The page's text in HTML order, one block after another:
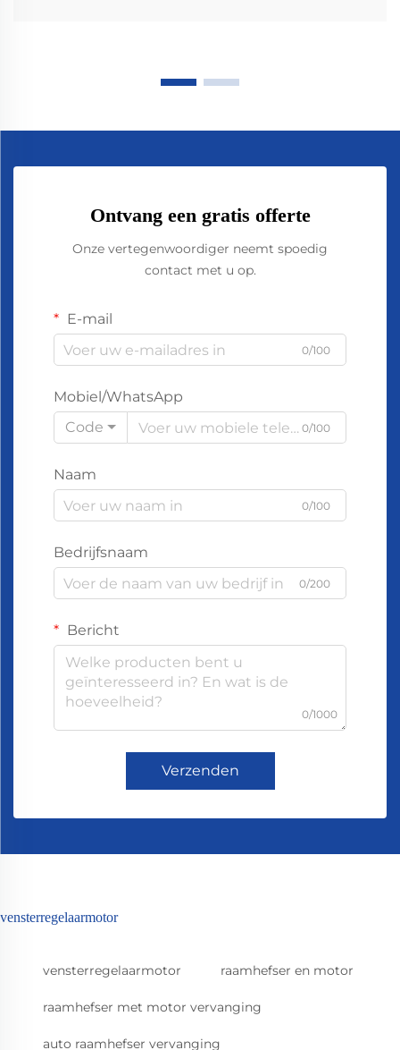
Ontvang een gratis offerte
Onze vertegenwoordiger neemt spoedig
contact met u op.
E-mail
0/100
Mobiel/WhatsApp
Code
0/100
Naam
0/100
Bedrijfsnaam
0/200
Bericht
0/1000
Verzenden
vensterregelaarmotor
vensterregelaarmotor raamhefser en motor
raamhefser met motor vervanging
auto raamhefser vervanging